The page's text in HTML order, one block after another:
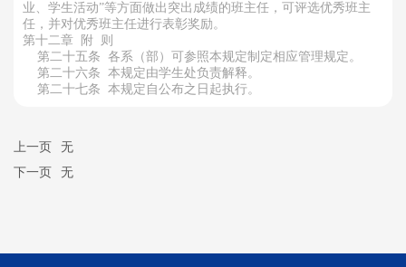
业、学生活动”等方面做出突出成绩的班主任，可评选优秀班主
任，并对优秀班主任进行表彰奖励。
第十二章 附 则
第二十五条 各系（部）可参照本规定制定相应管理规定。
第二十六条 本规定由学生处负责解释。
第二十七条 本规定自公布之日起执行。
上一页
无
无
下一页